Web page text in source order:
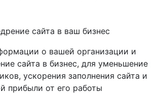
сайта в ваш бизнес
о вашей организации и
сайта в бизнес, для уменьшение
ускорения заполнения сайта и
прибыли от его работы